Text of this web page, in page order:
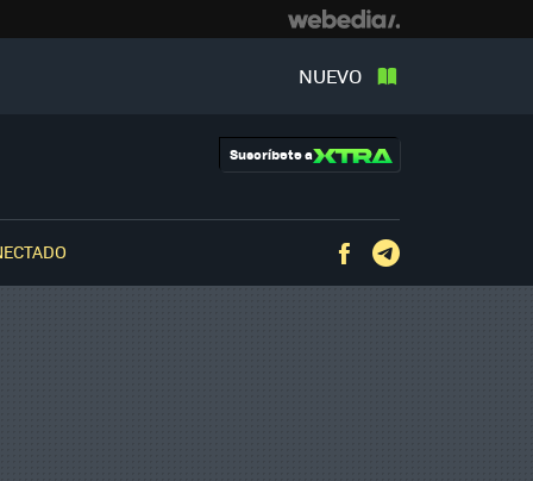
NUEVO
Suscríbete a
Facebook